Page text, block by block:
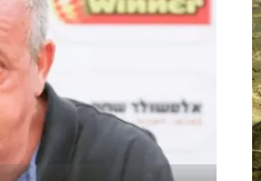
בלי מאמן, בלי
באר שבע/